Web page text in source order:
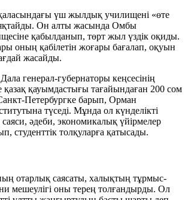
үш жылдық училищені «өте
Он алты жасында Омбы
қабылданып, төрт жыл үздік оқиды.
оның қабілетін жоғары бағалап, оқуын
жасайды.
генерал-губернаторы кеңсесінің
қауымдастығы тағайындаған 200 сом
Петербургке барып, Орман
түседі. Мұнда ол күнделікті
саяси, әдеби, экономикалық үйірмелер
студенттік толқуларға қатысады.
отарлық саясаты, халықтың тұрмыс-
мешеулігі оны терең толғандырды. Ол